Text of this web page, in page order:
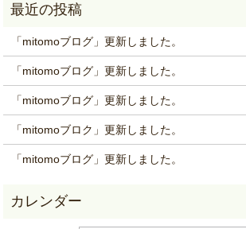
「mitomoブログ」更新しました。
「mitomoブログ」更新しました。
「mitomoブログ」更新しました。
「mitomoブロク」更新しました。
「mitomoブログ」更新しました。